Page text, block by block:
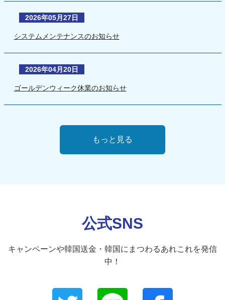
2026年05月27日
システムメンテナンスのお知らせ
2026年04月20日
ゴールデンウィーク休業のお知らせ
もっと見る
公式SNS
キャンペーンや韓国送金・韓国にまつわるあれこれを発信
中！